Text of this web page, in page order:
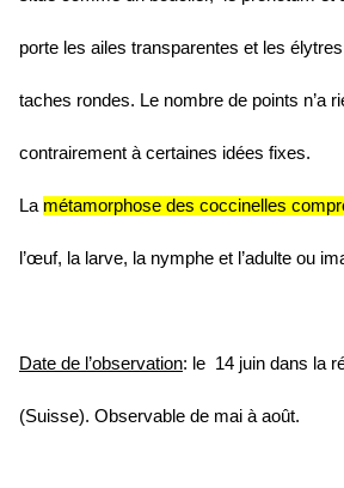
porte les ailes transparentes et les
taches rondes. Le nombre de points n’a
contrairement à certaines idées fixes.
La métamorphose des coccinelles
l’œuf, la larve, la nymphe et l’adulte ou
Date de l’observation: le 14 juin dans la
(Suisse). Observable de mai à août.